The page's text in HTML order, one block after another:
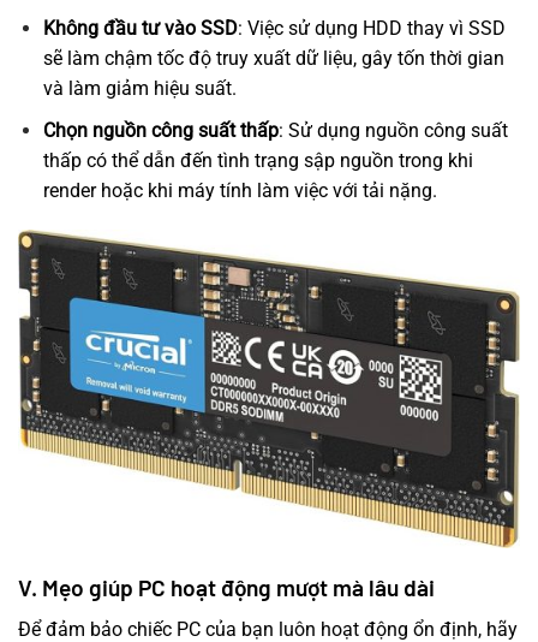
Không đầu tư vào SSD: Việc sử dụng HDD thay vì SSD
sẽ làm chậm tốc độ truy xuất dữ liệu, gây tốn thời gian
và làm giảm hiệu suất.
Chọn nguồn công suất thấp: Sử dụng nguồn công suất
thấp có thể dẫn đến tình trạng sập nguồn trong khi
render hoặc khi máy tính làm việc với tải nặng.
V. Mẹo giúp PC hoạt động mượt mà lâu dài
Để đảm bảo chiếc PC của bạn luôn hoạt động ổn định, hãy